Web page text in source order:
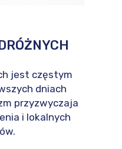
jest częstym
dniach
przyzwyczaja
i lokalnych